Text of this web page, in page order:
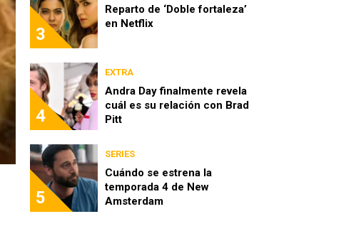
3
Reparto de ‘Doble fortaleza’
en Netflix
4
EXTRA
Andra Day finalmente revela
cuál es su relación con Brad
Pitt
5
SERIES
Cuándo se estrena la
temporada 4 de New
Amsterdam